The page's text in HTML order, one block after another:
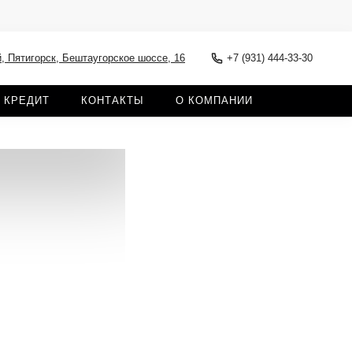
+7 (931) 444-33-30
Пятигорск, Бештаугорское шоссе, 16
КРЕДИТ КОНТАКТЫ О КОМПАНИИ